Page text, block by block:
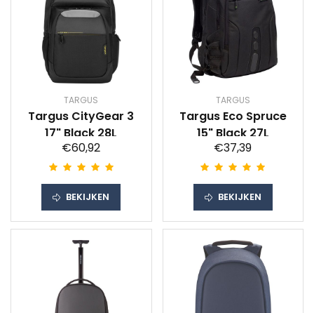
TARGUS
Targus CityGear 3
17" Black 28L
€60,92
BEKIJKEN
TARGUS
Targus Eco Spruce
15" Black 27L
€37,39
BEKIJKEN